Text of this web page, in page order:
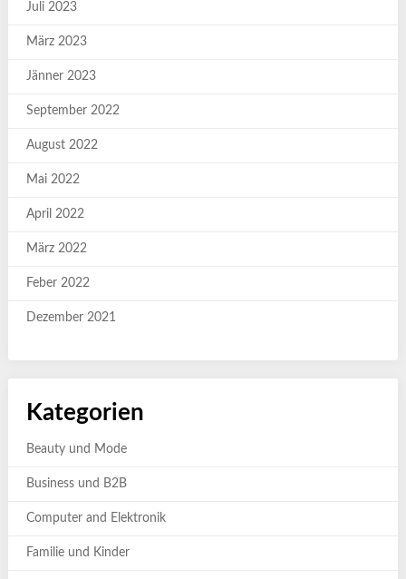
Juli 2023
März 2023
Jänner 2023
September 2022
August 2022
Mai 2022
April 2022
März 2022
Feber 2022
Dezember 2021
Kategorien
Beauty und Mode
Business und B2B
Computer and Elektronik
Familie und Kinder